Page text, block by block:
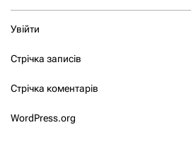
Увійти
Стрічка записів
Стрічка коментарів
WordPress.org